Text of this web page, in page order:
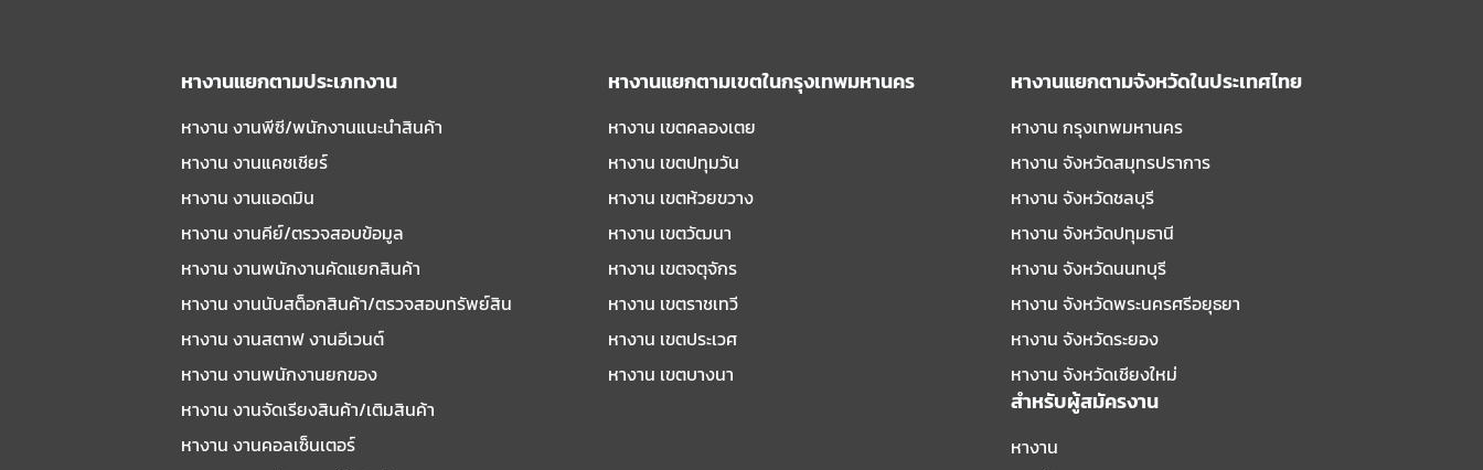
หางานแยกตามประเภทงาน
หางาน งานพีซี/พนักงานแนะนําสินค้า
หางาน งานแคชเชียร์
หางาน งานแอดมิน
หางาน งานคีย์/ตรวจสอบข้อมูล
หางาน งานพนักงานคัดแยกสินค้า
หางาน งานนับสต็อกสินค้า/ตรวจสอบทรัพย์สิน
หางาน งานสตาฟ งานอีเวนต์
หางาน งานพนักงานยกของ
หางาน งานจัดเรียงสินค้า/เติมสินค้า
หางาน งานคอลเซ็นเตอร์
หางานแยกตามเขตในกรุงเทพมหานคร
หางาน เขตคลองเตย
หางาน เขตปทุมวัน
หางาน เขตห้วยขวาง
หางาน เขตวัฒนา
หางาน เขตจตุจักร
หางาน เขตราชเทวี
หางาน เขตประเวศ
หางาน เขตบางนา
หางานแยกตามจังหวัดในประเทศไทย
หางาน กรุงเทพมหานคร
หางาน จังหวัดสมุทรปราการ
หางาน จังหวัดชลบุรี
หางาน จังหวัดปทุมธานี
หางาน จังหวัดนนทบุรี
หางาน จังหวัดพระนครศรีอยุธยา
หางาน จังหวัดระยอง
หางาน จังหวัดเชียงใหม่
สำหรับผู้สมัครงาน
หางาน